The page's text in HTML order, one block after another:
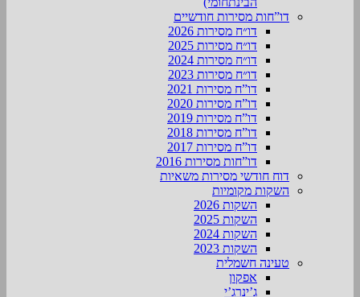
דו”חות מסירות חודשיים
דו״ח מסירות 2026
דו״ח מסירות 2025
דו״ח מסירות 2024
דו״ח מסירות 2023
דו”ח מסירות 2021
דו”ח מסירות 2020
דו”ח מסירות 2019
דו”ח מסירות 2018
דו”ח מסירות 2017
דו”חות מסירות 2016
דוח חודשי מסירות משאיות
השקות מקומיות
השקות 2026
השקות 2025
השקות 2024
השקות 2023
טעינה חשמלית
אפקון
ג’ינרג’י